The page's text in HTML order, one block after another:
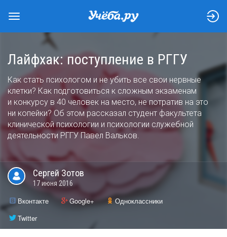
Лайфхак: поступление в РГГУ
Как стать психологом и не убить все свои нервные
клетки? Как подготовиться к сложным экзаменам
и конкурсу в 40 человек на место, не потратив на это
ни копейки? Об этом рассказал студент факультета
клинической психологии и психологии служебной
деятельности РГГУ Павел Вальков.
СергейЗотов
17 июня 2016
Вконтакте Google+
Одноклассники
Twitter